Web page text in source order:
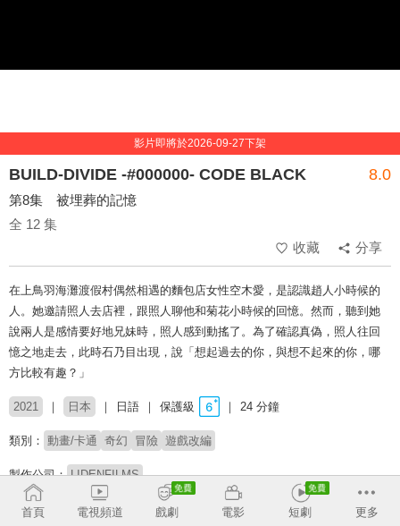
影片即將於2026-09-27下架
BUILD-DIVIDE -#000000- CODE BLACK 8.0
第8集 被埋葬的記憶
全 12 集
收藏
分享
在上鳥羽海灘渡假村偶然相遇的麵包店女性空木愛，是認識趙人小時候的
人。她邀請照人去店裡，跟照人聊他和菊花小時候的回憶。然而，聽到她
說兩人是感情要好地兄妹時，照人感到動搖了。為了確認真偽，照人往回
憶之地走去，此時石乃目出現，說「想起過去的你，與想不起來的你，哪
方比較有趣？」
2021 日本 日語 保護級 24 分鐘
類別： 動畫/卡通 奇幻 冒險 遊戲改編
製作公司： LIDENFILMS
導演： 駒田由貴
首頁 電視頻道 戲劇 電影 短劇 更多